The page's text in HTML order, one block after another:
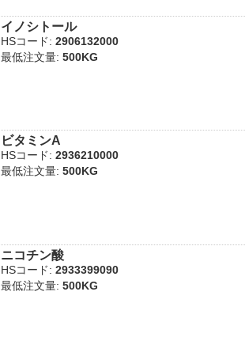
イノシトール
HSコード:2906132000
最低注文量:500KG
ビタミンA
HSコード:2936210000
最低注文量:500KG
ニコチン酸
HSコード:2933399090
最低注文量:500KG